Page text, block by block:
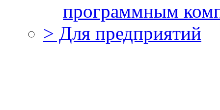
программным
> Для предприятий